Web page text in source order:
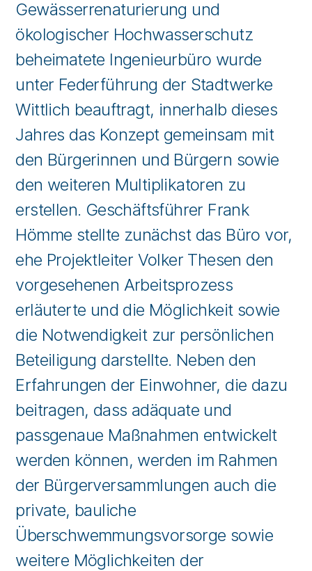
Gewässerrenaturierung und
ökologischer Hochwasserschutz
beheimatete Ingenieurbüro wurde
unter Federführung der Stadtwerke
Wittlich beauftragt, innerhalb dieses
Jahres das Konzept gemeinsam mit
den Bürgerinnen und Bürgern sowie
den weiteren Multiplikatoren zu
erstellen. Geschäftsführer Frank
Hömme stellte zunächst das Büro vor,
ehe Projektleiter Volker Thesen den
vorgesehenen Arbeitsprozess
erläuterte und die Möglichkeit sowie
die Notwendigkeit zur persönlichen
Beteiligung darstellte. Neben den
Erfahrungen der Einwohner, die dazu
beitragen, dass adäquate und
passgenaue Maßnahmen entwickelt
werden können, werden im Rahmen
der Bürgerversammlungen auch die
private, bauliche
Überschwemmungsvorsorge sowie
weitere Möglichkeiten der